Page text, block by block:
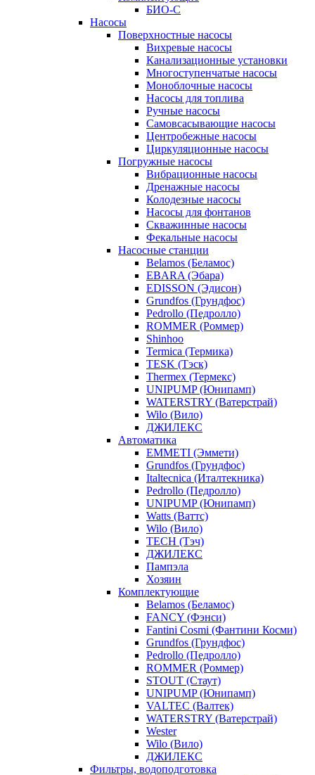
БИО-С
Насосы
Поверхностные насосы
Вихревые насосы
Канализационные установки
Многоступенчатые насосы
Моноблочные насосы
Насосы для топлива
Ручные насосы
Самовсасывающие насосы
Центробежные насосы
Циркуляционные насосы
Погружные насосы
Вибрационные насосы
Дренажные насосы
Колодезные насосы
Насосы для фонтанов
Скважинные насосы
Фекальные насосы
Насосные станции
Belamos (Беламос)
EBARA (Эбара)
EDISSON (Эдисон)
Grundfos (Грундфос)
Pedrollo (Педролло)
ROMMER (Роммер)
Shinhoo
Termica (Термика)
TESK (Тэск)
Thermex (Термекс)
UNIPUMP (Юнипамп)
WATERSTRY (Ватерстрай)
Wilo (Вило)
ДЖИЛЕКС
Автоматика
EMMETI (Эммети)
Grundfos (Грундфос)
Italtecnica (Италтекника)
Pedrollo (Педролло)
UNIPUMP (Юнипамп)
Watts (Ваттс)
Wilo (Вило)
TECH (Тэч)
ДЖИЛЕКС
Пампэла
Хозяин
Комплектующие
Belamos (Беламос)
FANCY (Фэнси)
Fantini Cosmi (Фантини Косми)
Grundfos (Грундфос)
Pedrollo (Педролло)
ROMMER (Роммер)
STOUT (Стаут)
UNIPUMP (Юнипамп)
VALTEC (Валтек)
WATERSTRY (Ватерстрай)
Wester
Wilo (Вило)
ДЖИЛЕКС
Фильтры, водоподготовка